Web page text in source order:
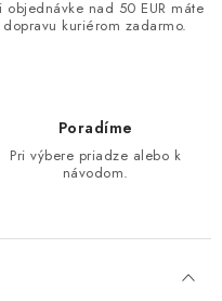
objednávke nad 50 EUR máte
dopravu kuriérom zadarmo.
Poradíme
Pri výbere priadze alebo k
návodom.